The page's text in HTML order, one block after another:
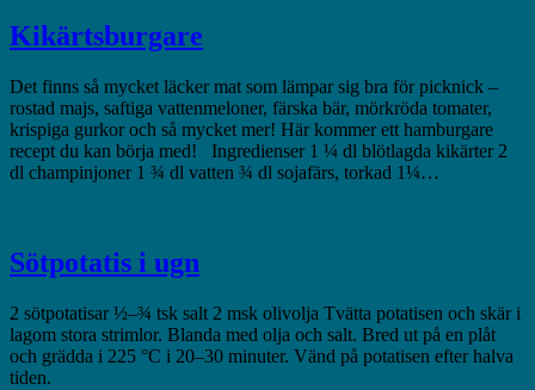
Kikärtsburgare
Det finns så mycket läcker mat som lämpar sig bra för picknick –
rostad majs, saftiga vattenmeloner, färska bär, mörkröda tomater,
krispiga gurkor och så mycket mer! Här kommer ett hamburgare
recept du kan börja med! Ingredienser 1 ¼ dl blötlagda kikärter 2
dl champinjoner 1 ¾ dl vatten ¾ dl sojafärs, torkad 1¼…
Sötpotatis i ugn
2 sötpotatisar ½–¾ tsk salt 2 msk olivolja Tvätta potatisen och skär i
lagom stora strimlor. Blanda med olja och salt. Bred ut på en plåt
och grädda i 225 °C i 20–30 minuter. Vänd på potatisen efter halva
tiden.